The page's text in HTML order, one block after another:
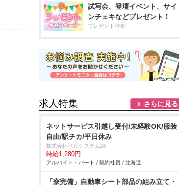
試写会、登壇イベント、サイ
ンチェキなどプレゼント！
プレゼント特集
求人特集 さらに見る
ネットサービス引越し受付/未経験OK/服装
自由/駅チカ/平日休み
株式会社ベルシステム24
時給1,280円
アルバイト・パート / 契約社員 / 北海道
「寮完備」自動車シート部品の組み立て・